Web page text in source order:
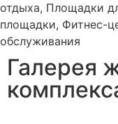
отдыха, Площадки
площадки, Фитнес-
обслуживания
Галерея